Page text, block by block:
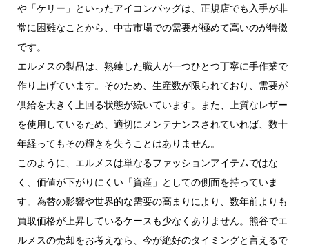
や「ケリー」といったアイコンバッグは、正規店でも入手が非
常に困難なことから、中古市場での需要が極めて高いのが特徴
です。
エルメスの製品は、熟練した職人が一つひとつ丁寧に手作業で
作り上げています。そのため、生産数が限られており、需要が
供給を大きく上回る状態が続いています。また、上質なレザー
を使用しているため、適切にメンテナンスされていれば、数十
年経ってもその輝きを失うことはありません。
このように、エルメスは単なるファッションアイテムではな
く、価値が下がりにくい「資産」としての側面を持っていま
す。為替の影響や世界的な需要の高まりにより、数年前よりも
買取価格が上昇しているケースも少なくありません。熊谷でエ
ルメスの売却をお考えなら、今が絶好のタイミングと言えるで